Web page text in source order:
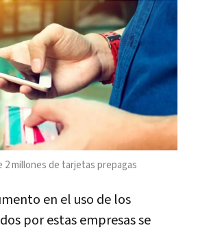
2 millones de tarjetas prepagas
en el uso de los
por estas empresas se